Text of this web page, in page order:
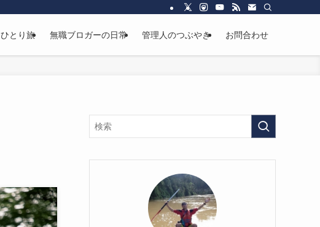
ひとり旅 無職ブロガーの日常 管理人のつぶやき お問合わせ